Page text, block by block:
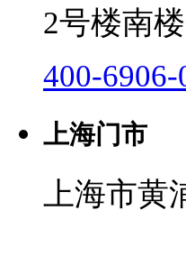
2号楼南
400-6906-
上海门市
上海市黄